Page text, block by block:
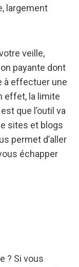
largement
veille,
payante dont
à effectuer une
effet, la limite
que l’outil va
sites et blogs
permet d’aller
échapper
? Si vous